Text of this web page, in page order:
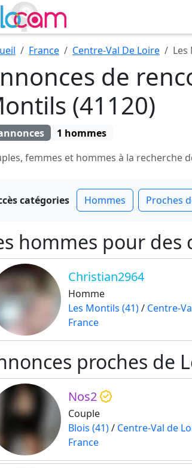
France Centre-Val De Loire Les
de
(41120)
1 hommes
femmes et hommes à la recherche
catégories Hommes Proches
hommes pour des
Christian2964
Homme
Les Montils (41)/ Centre-
France
proches de
Nos2
Couple
Blois (41)/ Centre-Val de
France